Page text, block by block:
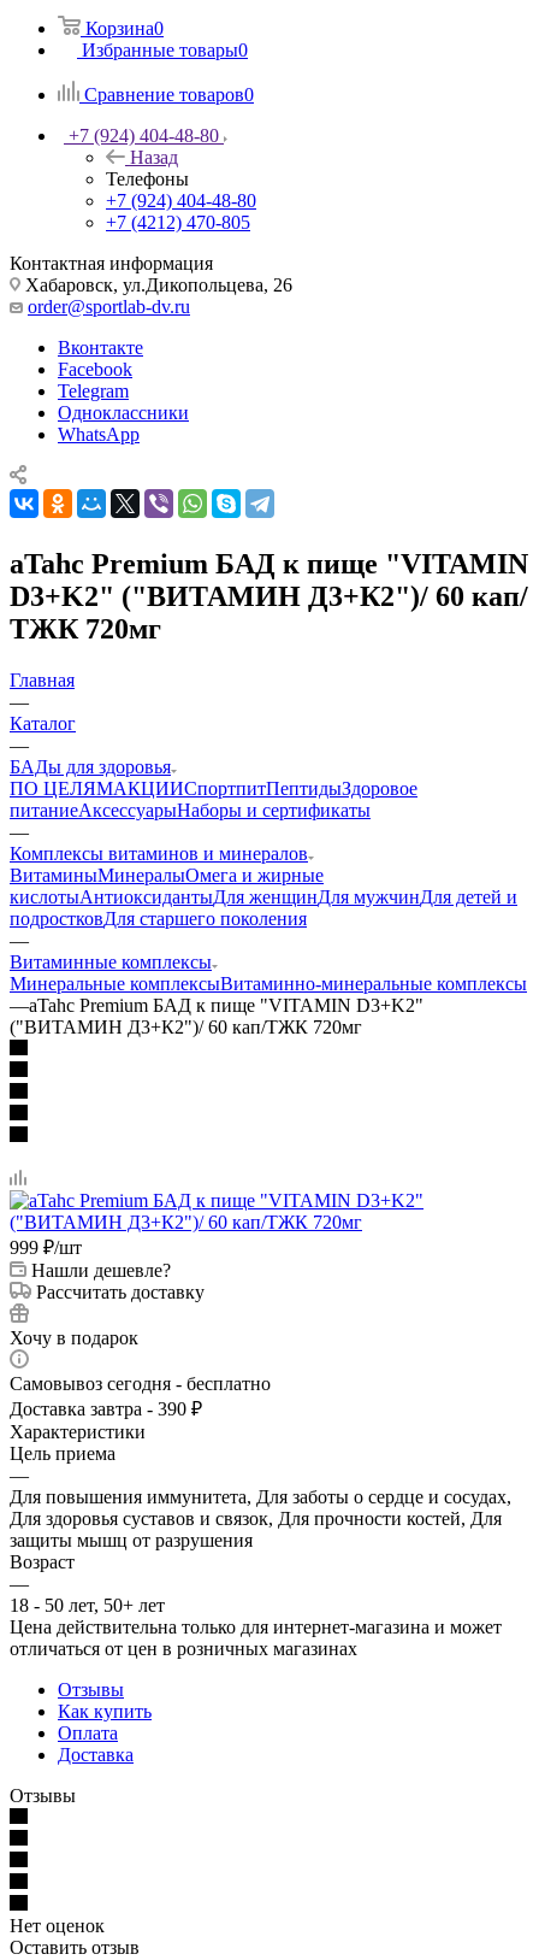
Корзина0
Избранные товары0
Сравнение товаров0
+7 (924) 404-48-80
Назад
Телефоны
+7 (924) 404-48-80
+7 (4212) 470-805
Контактная информация
Хабаровск, ул.Дикопольцева, 26
order@sportlab-dv.ru
Вконтакте
Facebook
Telegram
Одноклассники
WhatsApp
aTahc Premium БАД к пище "VITAMIN
D3+K2" ("ВИТАМИН Д3+К2")/ 60 кап/
ТЖК 720мг
Главная
—
Каталог
—
БАДы для здоровья
ПО ЦЕЛЯМАКЦИИСпортпитПептидыЗдоровое
питаниеАксессуарыНаборы и сертификаты
—
Комплексы витаминов и минералов
ВитаминыМинералыОмега и жирные
кислотыАнтиоксидантыДля женщинДля мужчинДля детей и
подростковДля старшего поколения
—
Витаминные комплексы
Минеральные комплексыВитаминно-минеральные комплексы
—aTahc Premium БАД к пище "VITAMIN D3+K2"
("ВИТАМИН Д3+К2")/ 60 кап/ТЖК 720мг
999 ₽/шт
Нашли дешевле?
Рассчитать доставку
Хочу в подарок
Самовывоз сегодня - бесплатно
Доставка завтра - 390 ₽
Характеристики
Цель приема
—
Для повышения иммунитета, Для заботы о сердце и сосудах,
Для здоровья суставов и связок, Для прочности костей, Для
защиты мышц от разрушения
Возраст
—
18 - 50 лет, 50+ лет
Цена действительна только для интернет-магазина и может
отличаться от цен в розничных магазинах
Отзывы
Как купить
Оплата
Доставка
Отзывы
Нет оценок
Оставить отзыв